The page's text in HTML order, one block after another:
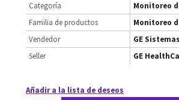
Categoría
Monitoreo
Familia de productos
Monitoreo
Vendedor
GE
Seller
GE
Añadir a la lista de deseos